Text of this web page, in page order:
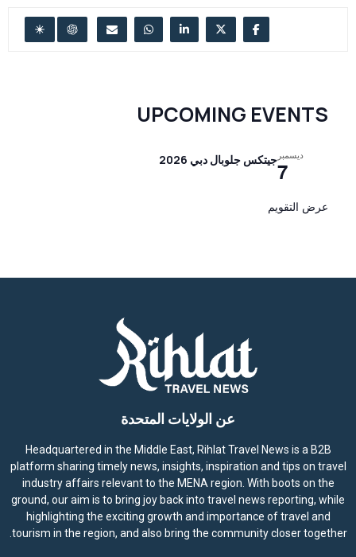
UPCOMING EVENTS
ديسمبر
7جيتكس جلوبال دبي 2026
عرض التقويم
عن الولايات المتحدة
Headquartered in the Middle East, Rihlat Travel News is a B2B
platform sharing timely news, insights, inspiration and tips on travel
industry affairs relevant to the MENA region. With boots on the
ground, our aim is to bring joy back into travel news reporting, while
highlighting the exciting growth and importance of travel and
tourism in the region, and also bring the community closer together.